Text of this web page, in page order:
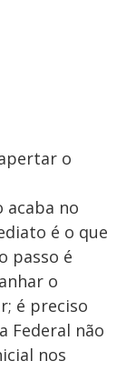
o
no
é o que
passo é
o
é preciso
Federal não
nos